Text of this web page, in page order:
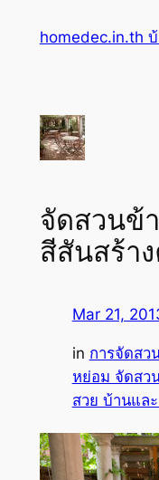
homedec.in.th
จัดสวนข้
สีสันสร้า
Mar 21,
in การจัดสว
หย่อม จัดสว
สวย บ้านแล